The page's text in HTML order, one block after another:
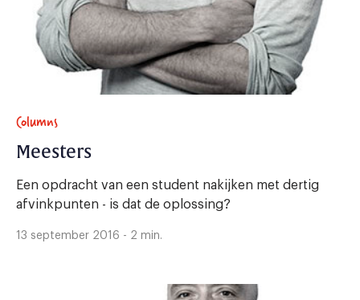
Columns
Meesters
Een opdracht van een student nakijken met dertig
afvinkpunten - is dat de oplossing?
13 september 2016 - 2 min.